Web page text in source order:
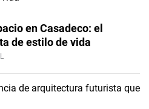
en Casadeco: el
de estilo de vida